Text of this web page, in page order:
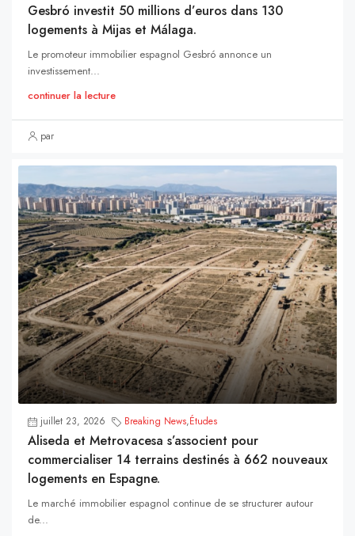
Gesbró investit 50 millions d’euros dans 130
logements à Mijas et Málaga.
Le promoteur immobilier espagnol Gesbró annonce un
investissement...
continuer la lecture
par
juillet 23, 2026 Breaking News,Études
Aliseda et Metrovacesa s’associent pour
commercialiser 14 terrains destinés à 662 nouveaux
logements en Espagne.
Le marché immobilier espagnol continue de se structurer autour
de...